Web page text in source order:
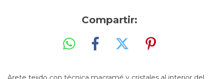
Compartir: